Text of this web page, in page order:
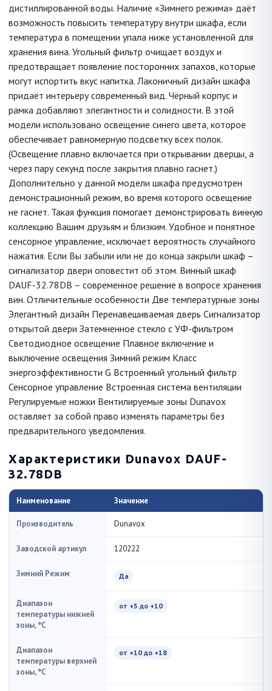
дистиллированной воды. Наличие «Зимнего режима» даёт
возможность повысить температуру внутри шкафа, если
температура в помещении упала ниже установленной для
хранения вина. Угольный фильтр очищает воздух и
предотвращает появление посторонних запахов, которые
могут испортить вкус напитка. Лаконичный дизайн шкафа
придаёт интерьеру современный вид. Чёрный корпус и
рамка добавляют элегантности и солидности. В этой
модели использовано освещение синего цвета, которое
обеспечивает равномерную подсветку всех полок.
(Освещение плавно включается при открывании дверцы, а
через пару секунд после закрытия плавно гаснет.)
Дополнительно у данной модели шкафа предусмотрен
демонстрационный режим, во время которого освещение
не гаснет. Такая функция помогает демонстрировать винную
коллекцию Вашим друзьям и близким. Удобное и понятное
сенсорное управление, исключает вероятность случайного
нажатия. Если Вы забыли или не до конца закрыли шкаф –
сигнализатор двери оповестит об этом. Винный шкаф
DAUF-32.78DB – современное решение в вопросе хранения
вин. Отличительные особенности Две температурные зоны
Элегантный дизайн Перенавешиваемая дверь Сигнализатор
открытой двери Затемненное стекло с УФ-фильтром
Светодиодное освещение Плавное включение и
выключение освещения Зимний режим Класс
энергоэффективности G Встроенный угольный фильтр
Сенсорное управление Встроенная система вентиляции
Регулируемые ножки Вентилируемые зоны Dunavox
оставляет за собой право изменять параметры без
предварительного уведомления.
Характеристики Dunavox DAUF-
32.78DB
Наименование Значение
Производитель Dunavox
Заводской артикул 120222
Зимний Режим Да
Диапазон
температуры нижней
зоны, °C
от +5 до +10
Диапазон
температуры верхней
зоны, °C
от +10 до +18